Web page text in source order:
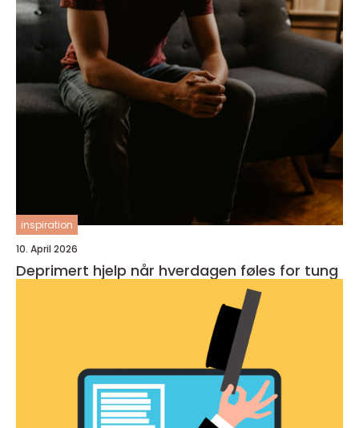
inspiration
10. April 2026
Deprimert hjelp når hverdagen føles for tung